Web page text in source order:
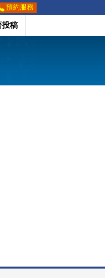
預約服務
投稿